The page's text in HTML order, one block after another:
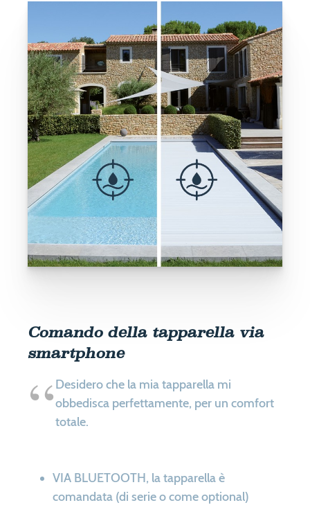
Comando della tapparella via
smartphone
Desidero che la mia tapparella mi
obbedisca perfettamente, per un comfort
totale.
VIA BLUETOOTH, la tapparella è
comandata (di serie o come optional)